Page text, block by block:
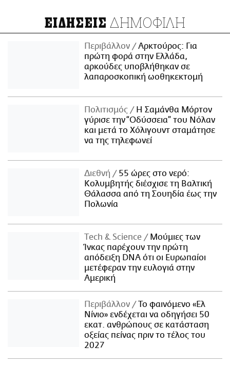
ΕΙΔΗΣΕΙΣ ΔΗΜΟΦΙΛΗ
Περιβάλλον
Αρκτούρος: Για
πρώτη φορά στην Ελλάδα,
αρκούδες υποβλήθηκαν σε
λαπαροσκοπική ωοθηκεκτομή
Πολιτισμός
Η Σαμάνθα Μόρτον
γύρισε την “Οδύσσεια” του Νόλαν
και μετά το Χόλιγουντ σταμάτησε
να της τηλεφωνεί
Διεθνή
55 ώρες στο νερό:
Κολυμβητής διέσχισε τη Βαλτική
Θάλασσα από τη Σουηδία έως την
Πολωνία
Τech & Science
Μούμιες των
Ίνκας παρέχουν την πρώτη
απόδειξη DNA ότι οι Ευρωπαίοι
μετέφεραν την ευλογιά στην
Αμερική
Περιβάλλον
Το φαινόμενο «Ελ
Νίνιο» ενδέχεται να οδηγήσει 50
εκατ. ανθρώπους σε κατάσταση
οξείας πείνας πριν το τέλος του
2027